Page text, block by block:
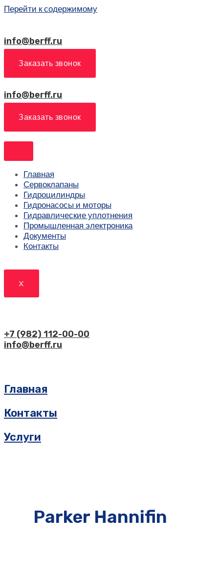
Перейти к содержимому
info@berff.ru
Заказать звонок
info@berff.ru
Заказать звонок
Главная
Сервоклапаны
Гидроцилиндры
Гидронасосы и моторы
Гидравлические уплотнения
Промышленная электроника
Документы
Контакты
X
+7 (982) 112-00-00
info@berff.ru
Главная
Контакты
Услуги
Parker Hannifin